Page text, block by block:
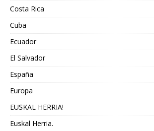
Costa Rica
Cuba
Ecuador
El Salvador
España
Europa
EUSKAL HERRIA!
Euskal Herria.